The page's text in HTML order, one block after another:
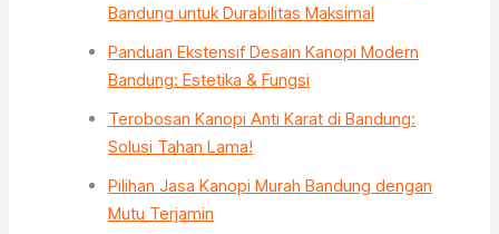
Bandung untuk Durabilitas Maksimal
Panduan Ekstensif Desain Kanopi Modern
Bandung: Estetika & Fungsi
Terobosan Kanopi Anti Karat di Bandung:
Solusi Tahan Lama!
Pilihan Jasa Kanopi Murah Bandung dengan
Mutu Terjamin